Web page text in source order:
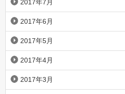
2017年7月
2017年6月
2017年5月
2017年4月
2017年3月